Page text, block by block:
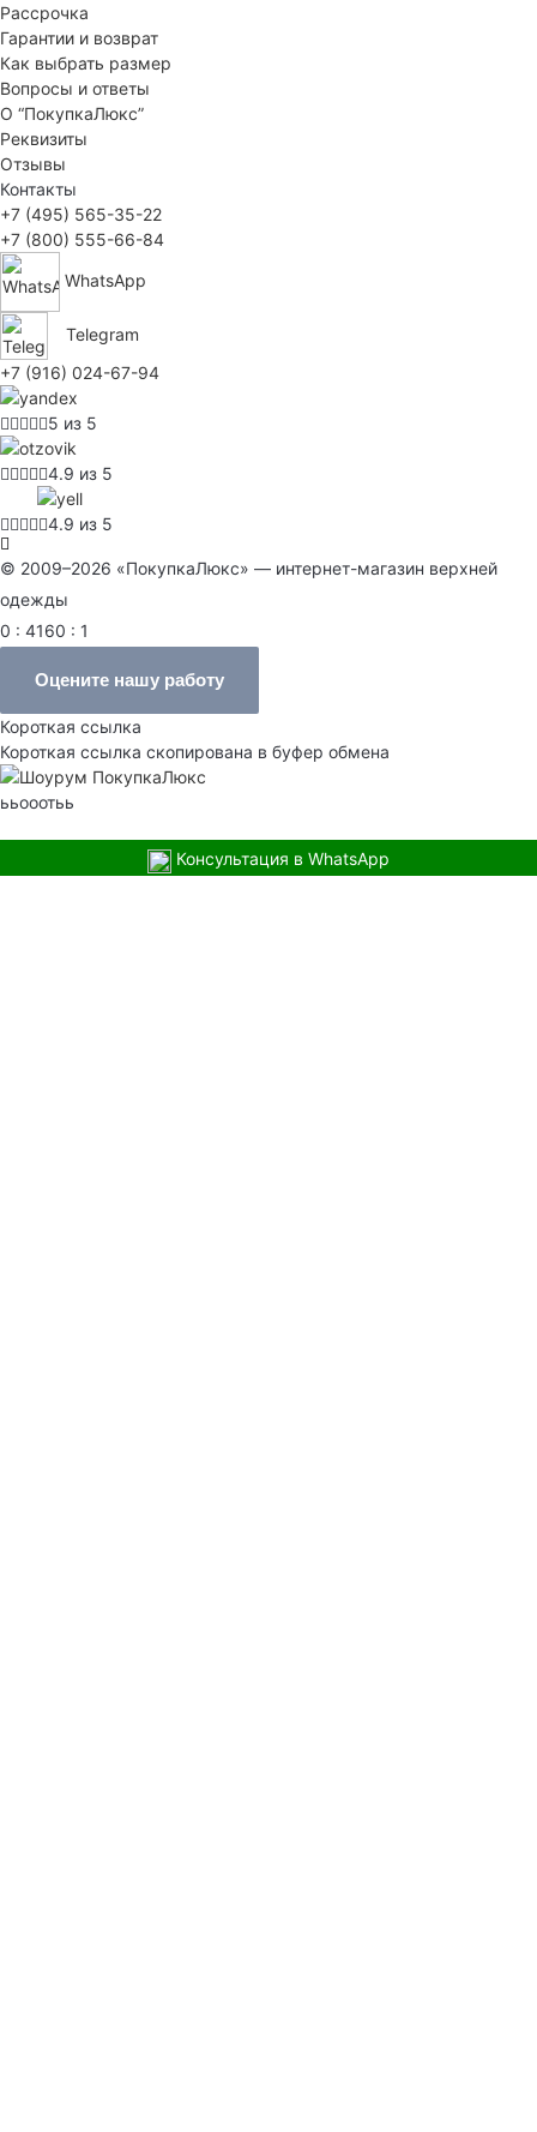
Рассрочка
Гарантии и возврат
Как выбрать размер
Вопросы и ответы
О “ПокупкаЛюкс”
Реквизиты
Отзывы
Контакты
+7 (495) 565-35-22
+7 (800) 555-66-84
WhatsApp
Telegram
+7 (916) 024-67-94
5 из 5
4.9 из 5
4.9 из 5
© 2009–2026 «ПокупкаЛюкс» — интернет-магазин верхней
одежды
0 : 4160 : 1
Оцените нашу работу
Короткая ссылка
Короткая ссылка скопирована в буфер обмена
ььооотьь
Консультация в WhatsApp